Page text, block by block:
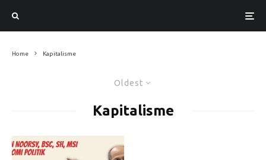
Home Kapitalisme
Oldest
Kapitalisme